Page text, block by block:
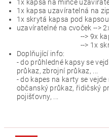
1x kapsa na mince
1x kapsa uzavíratelná na zip
1x skrytá kapsa pod
uzavíratelné na cvoček -->
--> 9x kapsa na
--> 1x skrytá
Doplňující info:
- do průhledné kapsy se
průkaz, zbrojní průkaz, ...
- do kapes na karty se
občanský průkaz, řidičský
pojišťovny, ...